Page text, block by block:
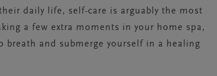
daily life, self-care is arguably the most
a few extra moments in your home spa,
breath and submerge yourself in a healing